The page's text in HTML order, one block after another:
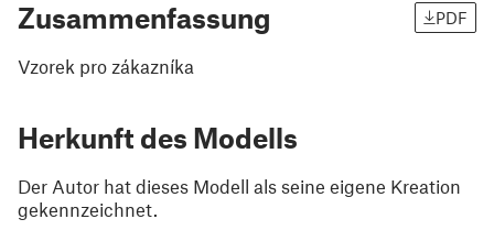
Zusammenfassung PDF
Vzorek pro zákazníka
Herkunft des Modells
Der Autor hat dieses Modell als seine eigene Kreation
gekennzeichnet.